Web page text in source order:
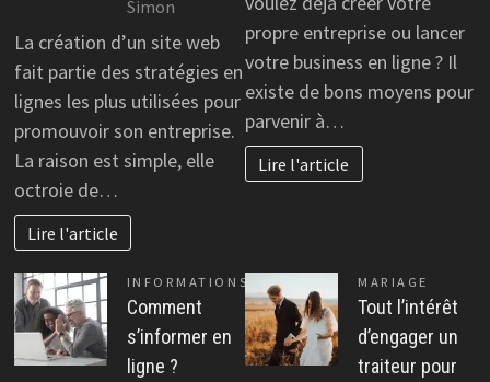
Simon
La création d’un site web
fait partie des stratégies en
lignes les plus utilisées pour
promouvoir son entreprise.
La raison est simple, elle
octroie de…
Lire l'article
propre entreprise ou lancer
votre business en ligne ? Il
existe de bons moyens pour
parvenir à…
Lire l'article
INFORMATIONS
Comment
s’informer en
ligne ?
MARIAGE
Tout l’intérêt
d’engager un
traiteur pour